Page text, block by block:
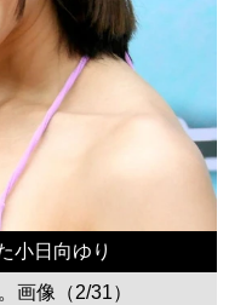
小日向ゆり
画像（2/31）